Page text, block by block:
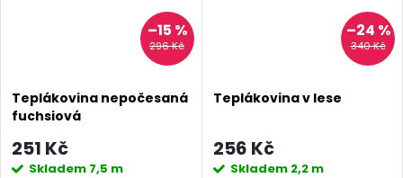
296 Kč
–15 %
Teplákovina nepočesaná
fuchsiová
251 Kč
Skladem 7,5 m
340 Kč
–24 %
Teplákovina v lese
256 Kč
Skladem 2,2 m